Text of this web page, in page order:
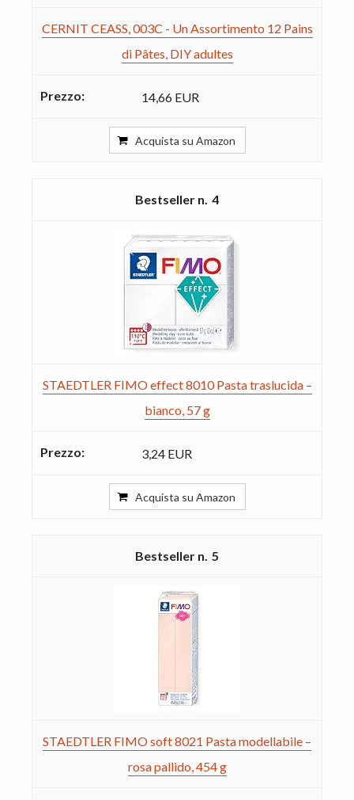
CERNIT CEASS, 003C - Un Assortimento 12 Pains
di Pâtes, DIY adultes
14,66 EUR
Acquista su Amazon
4
STAEDTLER FIMO effect 8010 Pasta traslucida –
bianco, 57 g
3,24 EUR
Acquista su Amazon
5
STAEDTLER FIMO soft 8021 Pasta modellabile –
rosa pallido, 454 g